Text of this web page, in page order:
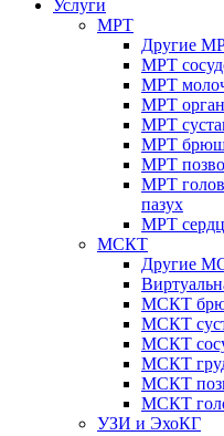
Услуги
МРТ
Другие
МРТ
МРТ
МРТ
МРТ
МРТ
МРТ
МРТ
пазух
МРТ
МСКТ
Другие
МСКТ
МСКТ
МСКТ
МСКТ
МСКТ
МСКТ
УЗИ и ЭхоКГ